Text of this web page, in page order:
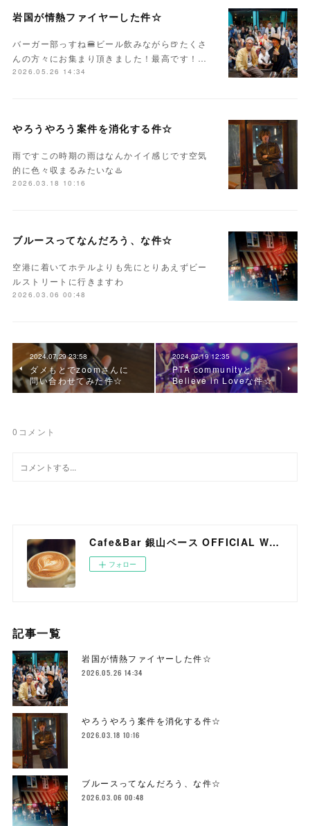
岩国が情熱ファイヤーした件☆
バーガー部っすね🍔ビール飲みながら🍺たくさ
んの方々にお集まり頂きました！最高です！…
2026.05.26 14:34
やろうやろう案件を消化する件☆
雨ですこの時期の雨はなんかイイ感じです空気
的に色々収まるみたいな♨️
2026.03.18 10:16
ブルースってなんだろう、な件☆
空港に着いてホテルよりも先にとりあえずビー
ルストリートに行きますわ
2026.03.06 00:48
2024.07.29 23:58
ダメもとでzoomさんに
問い合わせてみた件☆
2024.07.19 12:35
PTA communityと
Believe in Loveな件☆
0 コメント
Cafe&Bar 銀山ベース OFFICIAL WEB SITE
フォロー
記事一覧
岩国が情熱ファイヤーした件☆
2026.05.26 14:34
やろうやろう案件を消化する件☆
2026.03.18 10:16
ブルースってなんだろう、な件☆
2026.03.06 00:48